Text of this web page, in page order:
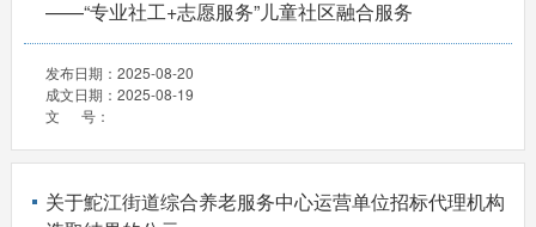
——“专业社工+志愿服务”儿童社区融合服务
发布日期： 2025-08-20
成文日期： 2025-08-19
文 号：
关于鮀江街道综合养老服务中心运营单位招标代理机构